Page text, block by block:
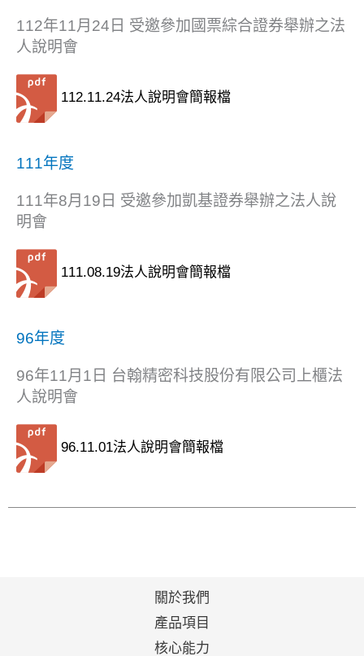
112年11月24日 受邀參加國票綜合證券舉辦之法
人說明會
112.11.24法人說明會簡報檔
111年度
111年8月19日 受邀參加凱基證券舉辦之法人說
明會
111.08.19法人說明會簡報檔
96年度
96年11月1日 台翰精密科技股份有限公司上櫃法
人說明會
96.11.01法人說明會簡報檔
關於我們
產品項目
核心能力